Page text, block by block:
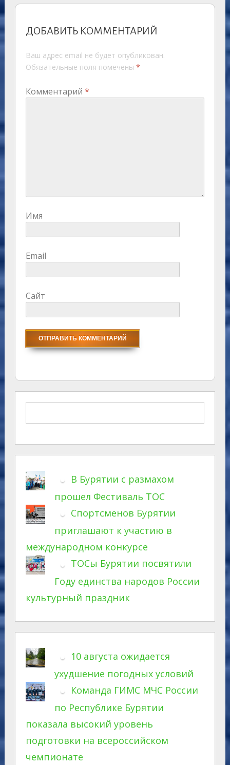
ДОБАВИТЬ КОММЕНТАРИЙ
Ваш адрес email не будет опубликован.
Обязательные поля помечены *
Комментарий *
Имя
Email
Сайт
В Бурятии с размахом
прошел Фестиваль ТОС
Спортсменов Бурятии
приглашают к участию в
международном конкурсе
ТОСы Бурятии посвятили
Году единства народов России
культурный праздник
10 августа ожидается
ухудшение погодных условий
Команда ГИМС МЧС России
по Республике Бурятии
показала высокий уровень
подготовки на всероссийском
чемпионате